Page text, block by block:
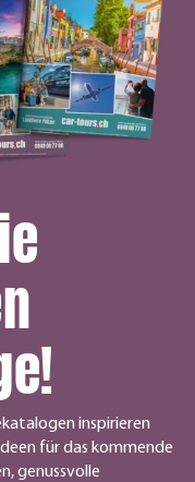
inspirieren
für das kommende
genussvolle